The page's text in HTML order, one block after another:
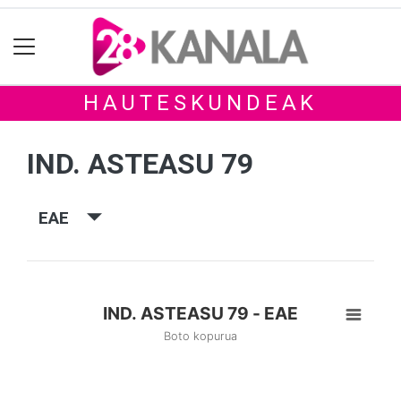
HAUTESKUNDEAK
IND. ASTEASU 79
EAE
IND. ASTEASU 79 - EAE
Boto kopurua